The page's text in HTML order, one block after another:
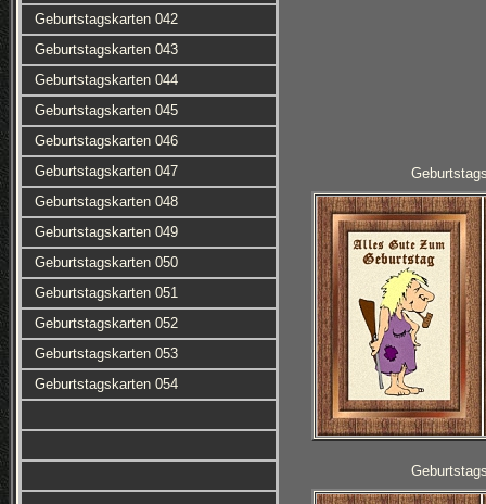
Geburtstagskarten 042
Geburtstagskarten 043
Geburtstagskarten 044
Geburtstagskarten 045
Geburtstagskarten 046
Geburtstagskarten 047
Geburtstagskarten 048
Geburtstagskarten 049
Geburtstagskarten 050
Geburtstagskarten 051
Geburtstagskarten 052
Geburtstagskarten 053
Geburtstagskarten 054